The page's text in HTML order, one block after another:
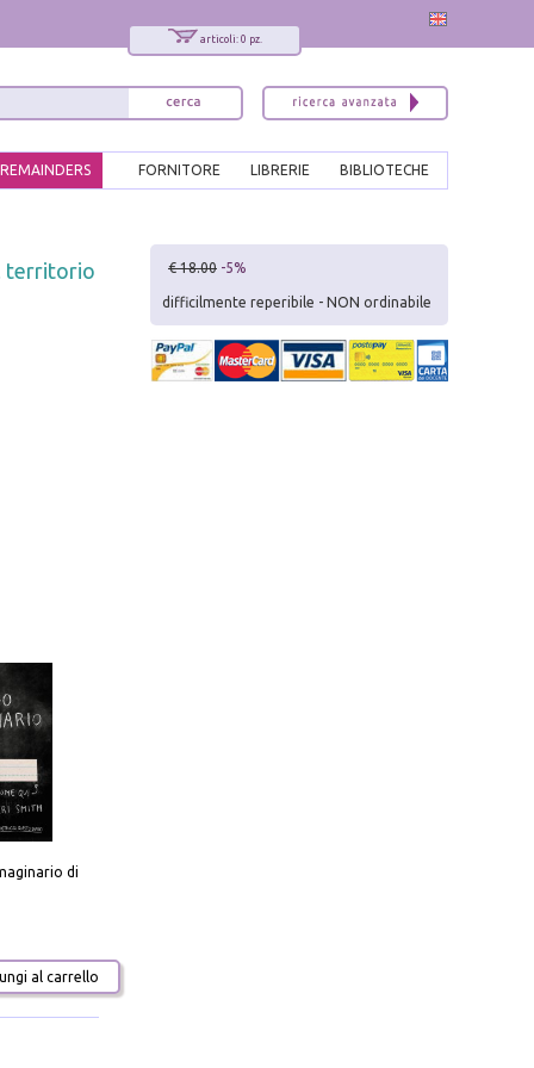
articoli: 0 pz.
BIBLIOTECHE
LIBRERIE
FORNITORE
REMAINDERS
territorio
di
al carrello
€ 18.00 -5%
difficilmente reperibile - NON ordinabile
x
Interessato ai nostri libri?
Allora iscriviti alla nostra newsletter!
Sarai informato delle nostre novità, potrai
comunque cancellarti quando desideri.